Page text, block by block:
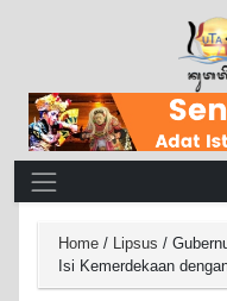
Main Navigation
Home / Lipsus /
Isi Kemerdekaan